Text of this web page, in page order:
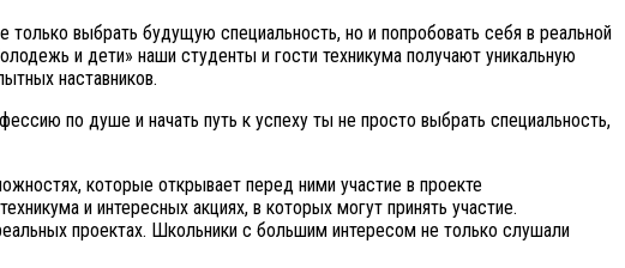
выбрать будущую специальность, но и попробовать себя в реальной
и дети» наши студенты и гости техникума получают уникальную
наставников.
по душе и начать путь к успеху ты не просто выбрать специальность,
которые открывает перед ними участие в проекте
и интересных акциях, в которых могут принять участие.
проектах. Школьники с большим интересом не только слушали